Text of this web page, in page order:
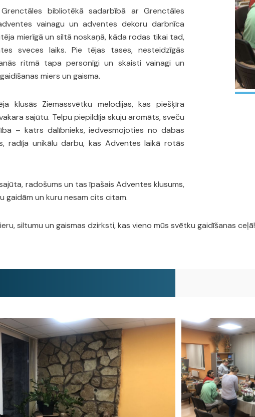
bibliotēkā sadarbībā ar Grenctāles
vainagu un adventes dekoru darbnīca
mierīgā un siltā noskaņā, kāda rodas tikai tad,
sveces laiks. Pie tējas tases, nesteidzīgās
ritmā tapa personīgi un skaisti vainagi un
miers un gaisma.
klusās Ziemassvētku melodijas, kas piešķīra
sajūtu. Telpu piepildīja skuju aromāts, sveču
– katrs dalībnieks, iedvesmojoties no dabas
radīja unikālu darbu, kas Adventes laikā rotās
radošums un tas īpašais Adventes klusums,
gaidām un kuru nesam cits citam.
siltumu un gaismas dzirksti, kas vieno mūs svētku gaidīšanas ceļā!